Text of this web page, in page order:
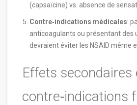
(capsaïcine) vs. absence de
Contre‑indications médicales:
anticoagulants ou présentant des
devraient éviter les NSAID même
Effets secondaires
contre‑indications